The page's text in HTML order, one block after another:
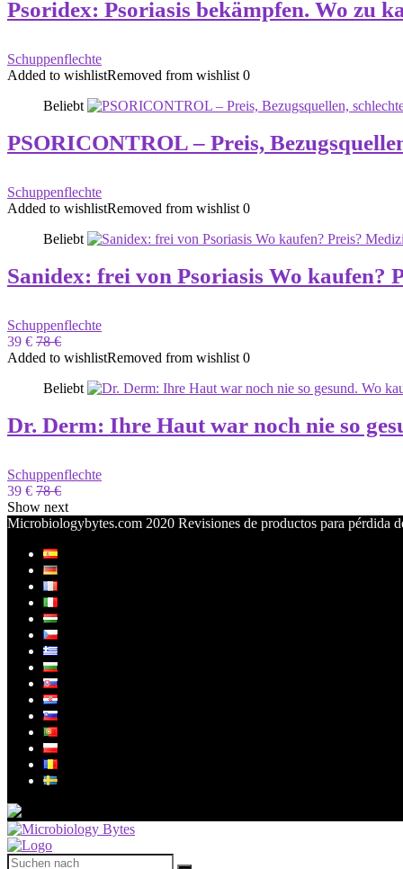
Psoridex: Psoriasis bekämpfen. Wo zu
Schuppenflechte
Added to wishlistRemoved from wishlist 0
Beliebt
PSORICONTROL – Preis,
Schuppenflechte
Added to wishlistRemoved from wishlist 0
Beliebt
Sanidex: frei von Psoriasis Wo kaufen?
Schuppenflechte
39 € 78 €
Added to wishlistRemoved from wishlist 0
Beliebt
Dr. Derm: Ihre Haut war noch nie so
Schuppenflechte
39 € 78 €
Show next
Microbiologybytes.com 2020 Revisiones de productos para pérdida